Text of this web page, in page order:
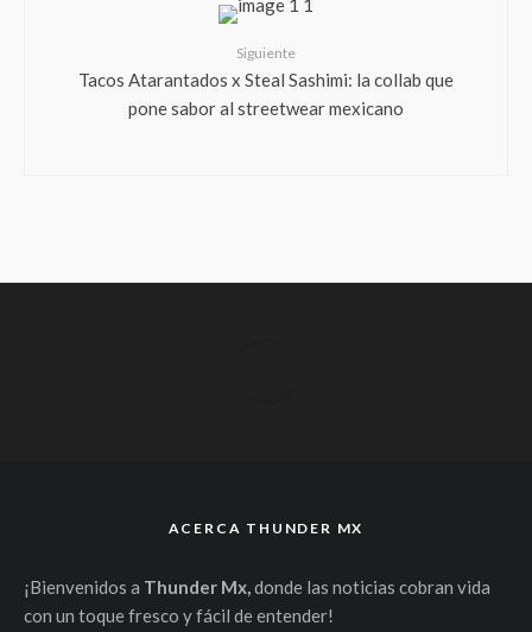
Siguiente
Tacos Atarantados x Steal Sashimi: la collab que
pone sabor al streetwear mexicano
ACERCA THUNDER MX
¡Bienvenidos a Thunder Mx,donde las noticias cobran vida
con un toque fresco y fácil de entender!